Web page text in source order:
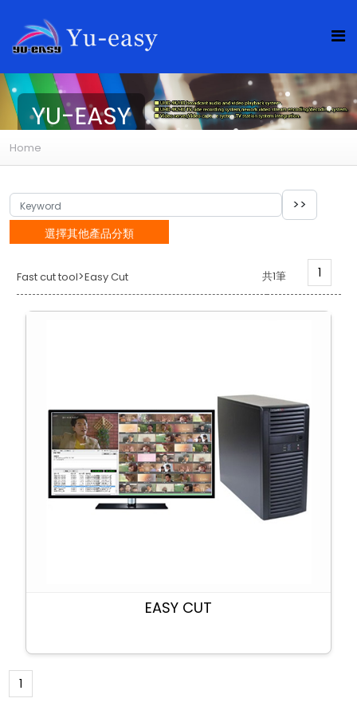
YU-EASY
Home
選擇其他產品分類
Fast cut tool>Easy Cut 共1筆 1
EASY CUT
1